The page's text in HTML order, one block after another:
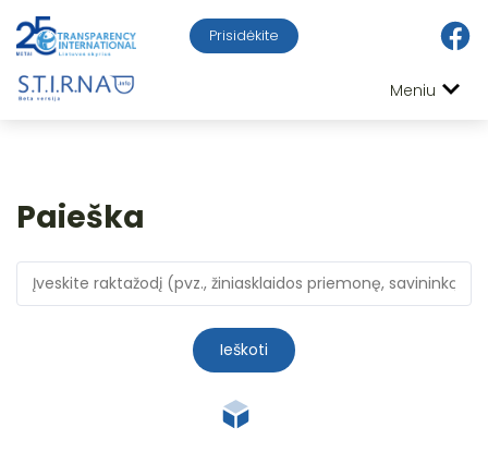
Prisidėkite
Meniu
Paieška
Ieškoti